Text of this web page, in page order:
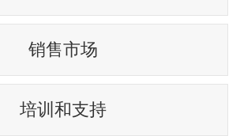
销售市场
培训和支持